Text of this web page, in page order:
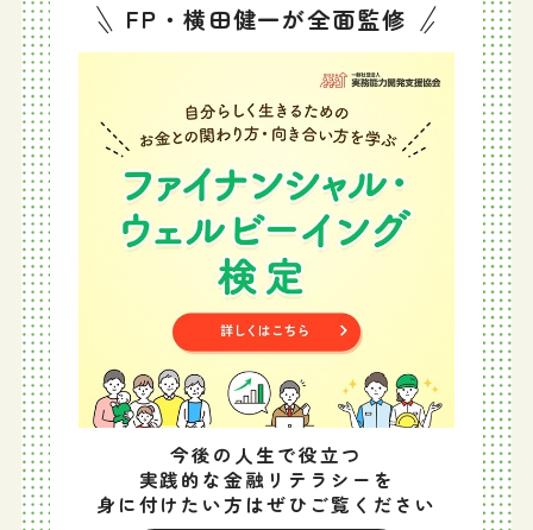
FP・横田健一が全面監修
今後の人生で役立つ
実践的な金融リテラシーを
身に付けたい方はぜひご覧ください